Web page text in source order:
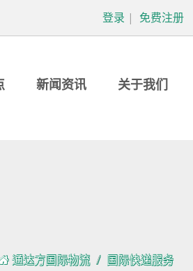
登录 | 免费注册
新闻资讯 关于我们
通达方国际物流 国际快递服务